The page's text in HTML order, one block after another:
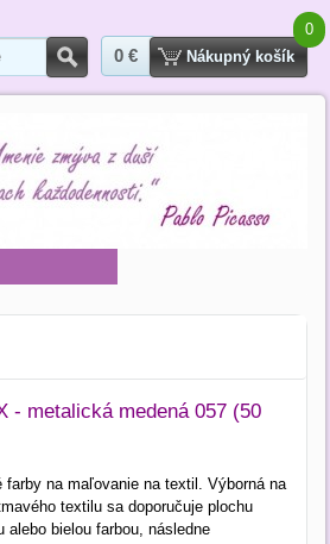
Hľadať
0 €
0
Nákupný košík
- metalická medená 057 (50
farby na maľovanie na textil. Výborná na
textilu sa doporučuje plochu
bielou farbou, následne